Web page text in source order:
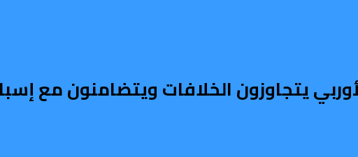
يتجاوزون الخلافات ويتضامنون مع